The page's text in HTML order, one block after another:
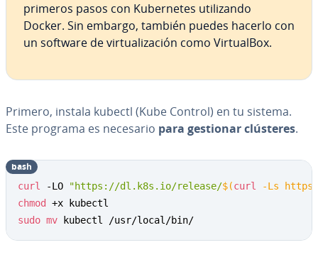
primeros pasos con Ku­be­r­ne­tes uti­li­za­n­do
Docker. Sin embargo, también puedes hacerlo con
un software de vi­r­tua­li­za­ción como Vi­r­tua­l­Box.
Primero, instala kubectl (Kube Control) en tu sistema.
Este programa es necesario para gestionar clústeres.
curl -LO "https://dl.k8s.io/release/$(curl
-Ls
chmod
sudo mv kubectl /usr/local/bin/
bash